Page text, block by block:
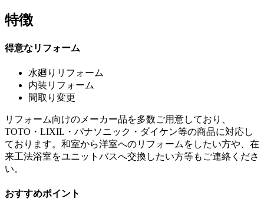
特徴
得意なリフォーム
水廻りリフォーム
内装リフォーム
間取り変更
リフォーム向けのメーカー品を多数ご用意しており、
TOTO・LIXIL・パナソニック・ダイケン等の商品に対応し
ております。和室から洋室へのリフォームをしたい方や、在
来工法浴室をユニットバスへ交換したい方等もご連絡くださ
い。
おすすめポイント